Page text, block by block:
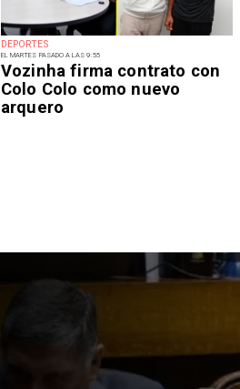
DEPORTES
EL MARTES PASADO A LAS 9:55
Vozinha firma contrato con
Colo Colo como nuevo
arquero